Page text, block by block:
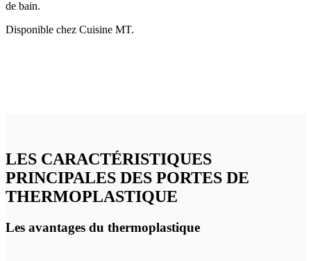
de bain.
Disponible chez Cuisine MT.
LES CARACTÉRISTIQUES
PRINCIPALES DES PORTES DE
THERMOPLASTIQUE
Les avantages du thermoplastique